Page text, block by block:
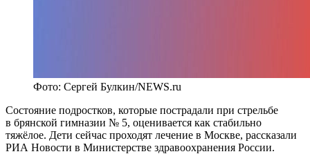
Фото: Сергей Булкин/NEWS.ru
Состояние подростков, которые пострадали при стрельбе
в брянской гимназии № 5, оценивается как стабильно
тяжёлое. Дети сейчас проходят лечение в Москве, рассказали
РИА Новости в Министерстве здравоохранения России.